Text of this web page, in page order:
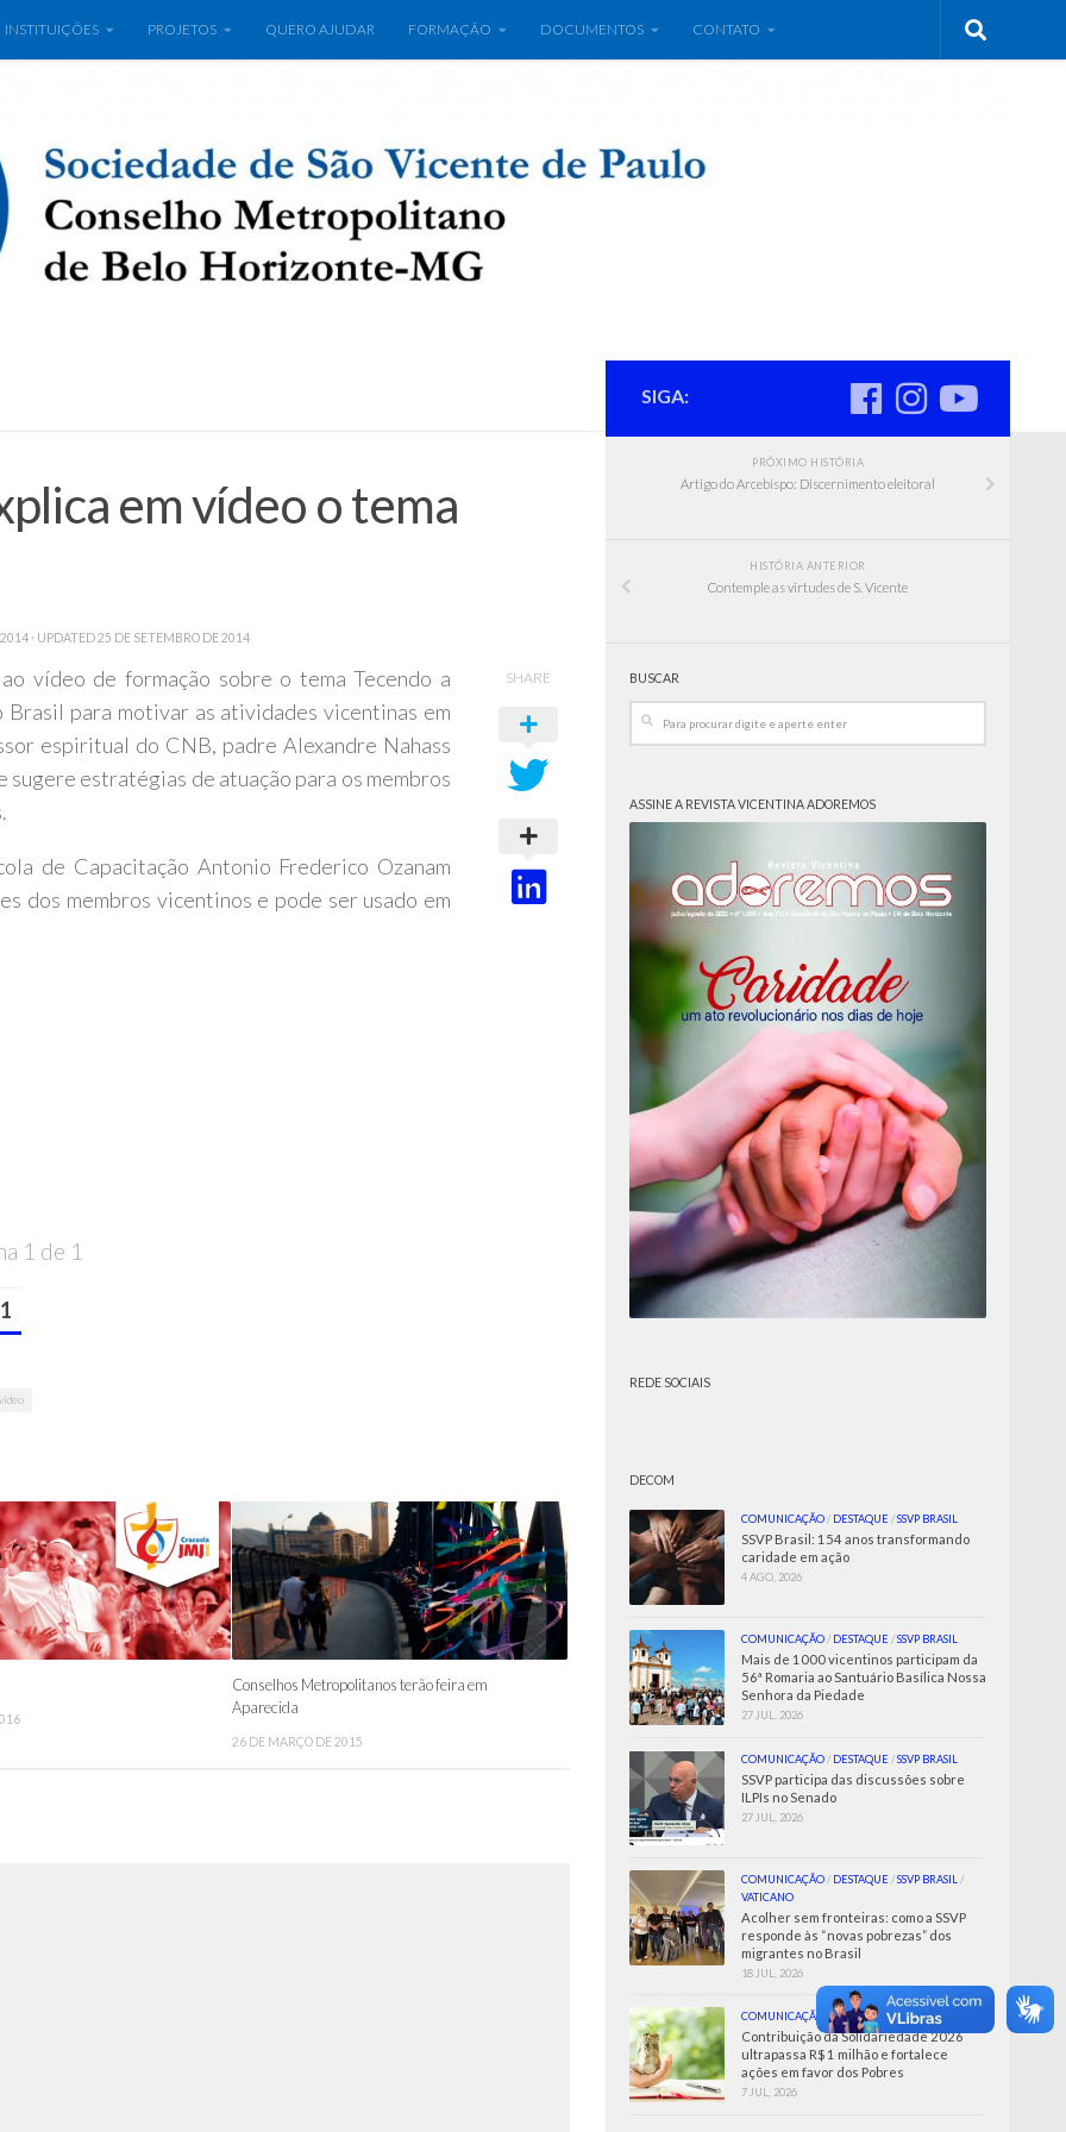
INSTITUIÇÕES PROJETOS QUERO AJUDAR FORMAÇÃO DOCUMENTOS CONTATO
em vídeo o tema
· UPDATED25 DE SETEMBRO DE 2014
vídeo de formação sobre o tema Tecendo a
para motivar as atividades vicentinas em
espiritual do CNB, padre Alexandre Nahass
estratégias de atuação para os membros
de Capacitação Antonio Frederico Ozanam
dos membros vicentinos e pode ser usado em
1 de 1
1
SHARE
vídeo
Conselhos Metropolitanos terão feira em
Aparecida
26 DE MARÇO DE 2015
SIGA:
PRÓXIMO HISTÓRIA
Artigo do Arcebispo: Discernimento eleitoral
HISTÓRIA ANTERIOR
Contemple as virtudes de S. Vicente
BUSCAR
ASSINE A REVISTA VICENTINA ADOREMOS
REDE SOCIAIS
DECOM
COMUNICAÇÃO / DESTAQUE /SSVP BRASIL
SSVP Brasil: 154 anos transformando
caridade em ação
4 AGO, 2026
COMUNICAÇÃO / DESTAQUE /SSVP BRASIL
Mais de 1000 vicentinos participam da
56ª Romaria ao Santuário Basílica Nossa
Senhora da Piedade
27 JUL, 2026
COMUNICAÇÃO / DESTAQUE /SSVP BRASIL
SSVP participa das discussões sobre
ILPIs no Senado
27 JUL, 2026
COMUNICAÇÃO / DESTAQUE /SSVP BRASIL /
VATICANO
Acolher sem fronteiras: como a SSVP
responde às “novas pobrezas” dos
migrantes no Brasil
18 JUL, 2026
COMUNICAÇÃO /SSVP BRASIL
Contribuição da Solidariedade 2026
ultrapassa R$ 1 milhão e fortalece
ações em favor dos Pobres
7 JUL, 2026